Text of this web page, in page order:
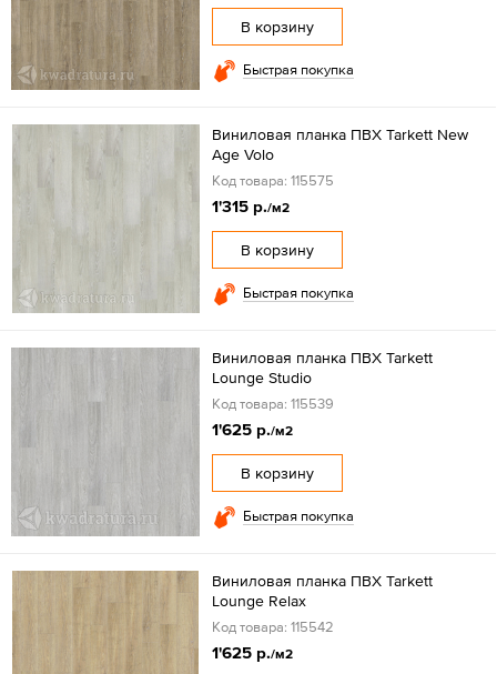
В корзину
Быстрая покупка
Виниловая планка ПВХ Tarkett New
Age Volo
Код товара: 115575
1'315 р./м2
В корзину
Быстрая покупка
Виниловая планка ПВХ Tarkett
Lounge Studio
Код товара: 115539
1'625 р./м2
В корзину
Быстрая покупка
Виниловая планка ПВХ Tarkett
Lounge Relax
Код товара: 115542
1'625 р./м2